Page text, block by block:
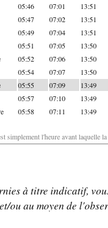
05:46 07:01 13:51
05:47 07:02 13:51
05:49 07:04 13:51
05:51 07:05 13:50
05:52 07:06 13:50
05:54 07:07 13:50
05:55 07:09 13:49
05:57 07:10 13:49
05:58 07:11 13:49
simplement l'heure avant laquelle
à titre indicatif,
ou au moyen de